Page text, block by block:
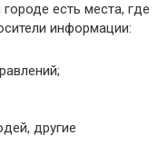
есть места, где
информации:
другие